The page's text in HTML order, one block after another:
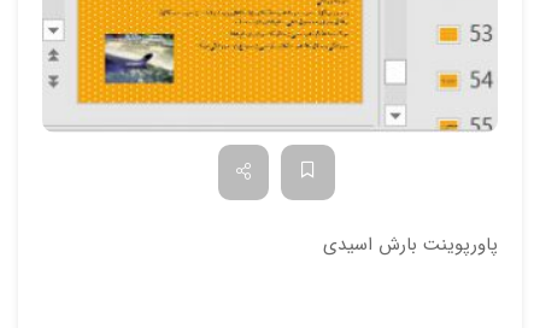
پاورپوینت بارش اسیدی